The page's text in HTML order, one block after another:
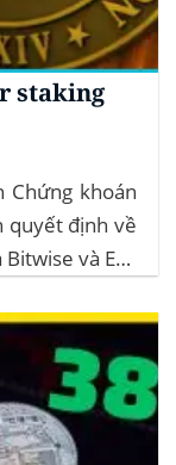
staking
Chứng khoán
quyết định về
và ETF